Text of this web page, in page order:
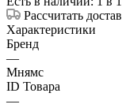
Рассчитать
Характеристики
Бренд
—
Мнямс
ID Товара
—